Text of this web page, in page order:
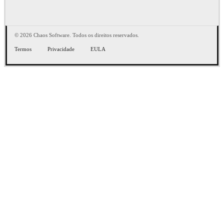
© 2026 Chaos Software. Todos os direitos reservados.
Termos Privacidade EULA